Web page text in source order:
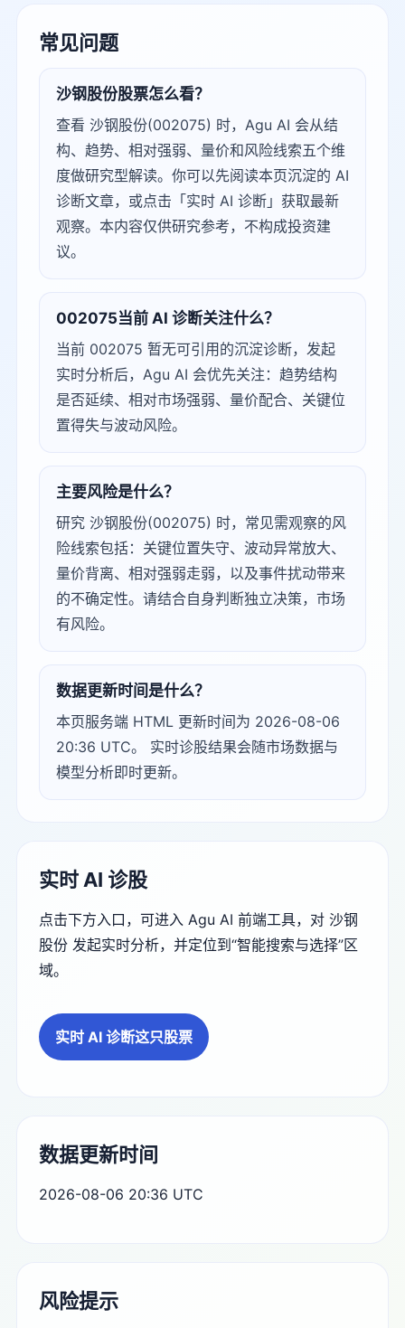
常见问题
沙钢股份股票怎么看？
查看 沙钢股份(002075) 时，Agu AI 会从结
构、趋势、相对强弱、量价和风险线索五个维
度做研究型解读。你可以先阅读本页沉淀的 AI
诊断文章，或点击「实时 AI 诊断」获取最新
观察。本内容仅供研究参考，不构成投资建
议。
002075当前 AI 诊断关注什么？
当前 002075 暂无可引用的沉淀诊断，发起
实时分析后，Agu AI 会优先关注：趋势结构
是否延续、相对市场强弱、量价配合、关键位
置得失与波动风险。
主要风险是什么？
研究 沙钢股份(002075) 时，常见需观察的风
险线索包括：关键位置失守、波动异常放大、
量价背离、相对强弱走弱，以及事件扰动带来
的不确定性。请结合自身判断独立决策，市场
有风险。
数据更新时间是什么？
本页服务端 HTML 更新时间为 2026-08-06
20:36 UTC。 实时诊股结果会随市场数据与
模型分析即时更新。
实时 AI 诊股
点击下方入口，可进入 Agu AI 前端工具，对 沙钢
股份 发起实时分析，并定位到“智能搜索与选择”区
域。
实时 AI 诊断这只股票
数据更新时间
2026-08-06 20:36 UTC
风险提示